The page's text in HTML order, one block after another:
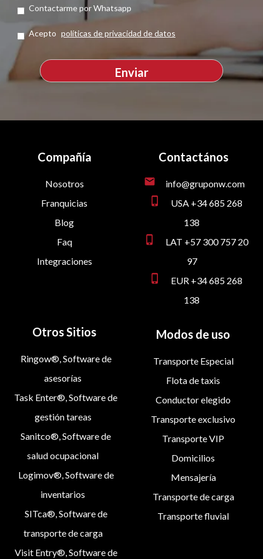
Contactarme por Whatsapp
Acepto políticas de privacidad de datos
Contactános
mail info@gruponw.com
phone_iphone
USA +34 685 268
138
phone_iphone
LAT +57 300 757 20
97
phone_iphone
EUR +34 685 268
138
Compañía
Nosotros
Franquicias
Blog
Faq
Integraciones
Modos de uso
Transporte Especial
Flota de taxis
Conductor elegido
Transporte exclusivo
Transporte VIP
Domicilios
Mensajería
Transporte de carga
Transporte fluvial
Otros Sitios
Ringow®, Software de
asesorías
Task Enter®, Software de
gestión tareas
Sanitco®, Software de
salud ocupacional
Logimov®, Software de
inventarios
SITca®, Software de
transporte de carga
Visit Entry®, Software de